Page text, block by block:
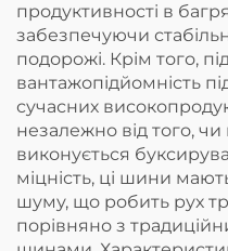
продуктивності в
забезпечуючи
подорожі. Крім того,
вантажопідйомність
сучасних
незалежно від того,
виконується
міцність, ці шини
шуму, що робить рух
порівняно з